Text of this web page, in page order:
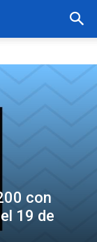
con
19 de